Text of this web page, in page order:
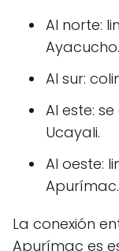
Al norte:
Ayacucho.
Al sur:
Al este:
Ucayali.
Al oeste:
Apurímac.
La conexión
Apurímac es